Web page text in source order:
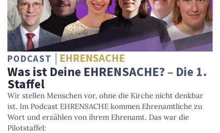
PODCAST EHRENSACHE
Was ist Deine EHRENSACHE? – Die 1.
Staffel
Wir stellen Menschen vor, ohne die Kirche nicht denkbar
ist. Im Podcast EHRENSACHE kommen Ehrenamtliche zu
Wort und erzählen von ihrem Ehrenamt. Das war die
Pilotstaffel: